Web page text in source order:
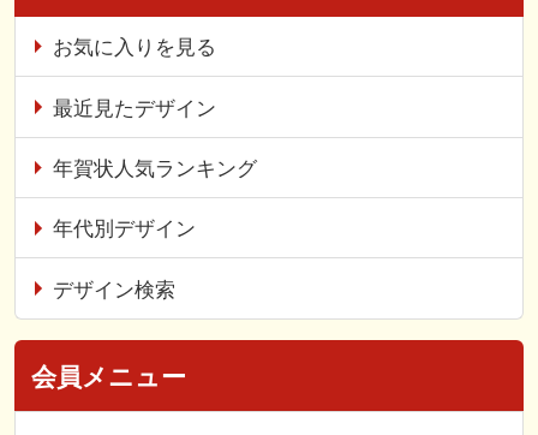
お気に入りを見る
最近見たデザイン
年賀状人気ランキング
年代別デザイン
デザイン検索
会員メニュー